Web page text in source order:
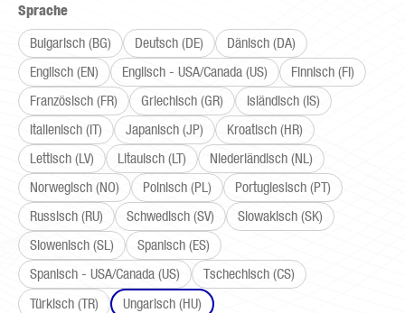
Spracheauswählen
Bulgarisch (BG)
Deutsch (DE)
Dänisch (DA)
Englisch (EN)
Englisch - USA/Canada (US)
Finnisch (FI)
Französisch (FR)
Griechisch (GR)
Isländisch (IS)
Italienisch (IT)
Japanisch (JP)
Kroatisch (HR)
Lettisch (LV)
Litauisch (LT)
Niederländisch (NL)
Norwegisch (NO)
Polnisch (PL)
Portugiesisch (PT)
Russisch (RU)
Schwedisch (SV)
Slowakisch (SK)
Slowenisch (SL)
Spanisch (ES)
Spanisch - USA/Canada (US)
Tschechisch (CS)
Türkisch (TR)
Ungarisch (HU)